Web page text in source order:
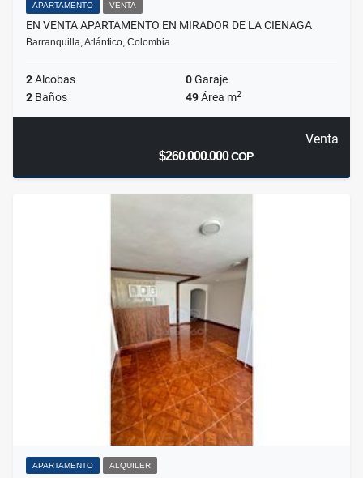
APARTAMENTO VENTA
EN VENTA APARTAMENTO EN MIRADOR DE LA CIENAGA
Barranquilla, Atlántico, Colombia
2Alcobas 0Garaje
2 Baños 49Área m2
Venta
$260.000.000COP
APARTAMENTO ALQUILER